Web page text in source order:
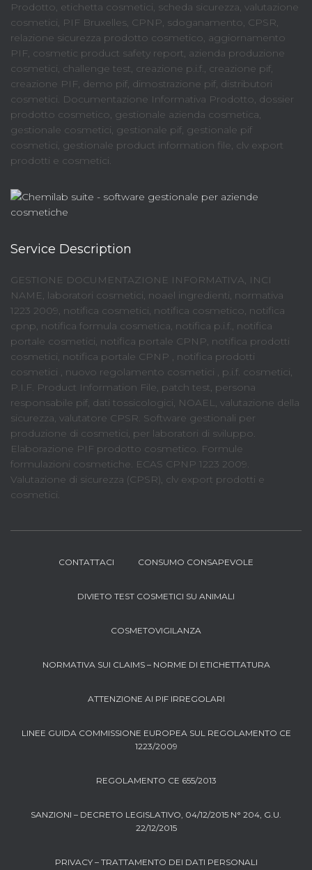
Prodotto, etichetta cosmetici, scheda sicurezza, valutazione
cosmetici, PIF Bruxelles, CPNP, sdoganamento, CPSR,
relazione sicurezza prodotto cosmetico, aggiornamento
PIF, cosmetic product safety report, azienda produzione
cosmetici, challenge test, creazione p.i.f., creazione pif,
creazione PIF, demo pif, dimostrazione pif, distributori
cosmetici. Documentazione Informativa Prodotto, dossier
prodotto cosmetico, gestionale azienda cosmetica,
gestionale cosmetici, gestionale pif, gestionale pif
cosmetici, gestionale product information file, clv export
prodotti e cosmetici.
Service Description
GESTIONE DOCUMENTAZIONE INFORMATIVA, INCI
NAME, laboratori cosmetici, noael ingredienti, normativa
1223 2009, notifica cosmetici, notifica cosmetico, notifica
cpnp, notifica formula cosmetica, notifica p.i.f., notifica
portale cosmetici, notifica portale CPNP, notifica prodotti
cosmetici, notifica portale CPNP , notifica prodotti
cosmetici , nuovo regolamento cosmetici , p.i.f. cosmetici,
P.I.F. Product Information File, patch test, persona
responsabile pif, dati tossicologici, NOAEL, valutazione della
sicurezza, valutatore CPSR. Software gestionali per
produzione di cosmetici, per laboratori di sviluppo.
Elaborazione PIF prodotto cosmetico. Formule
formulazioni cosmetiche. ECAS CPNP 1223 2009.
Valutazione di sicurezza (CPSR), clv export prodotti e
cosmetici.
CONTATTACI CONSUMO CONSAPEVOLE
DIVIETO TEST COSMETICI SU ANIMALI
COSMETOVIGILANZA
NORMATIVA SUI CLAIMS – NORME DI ETICHETTATURA
ATTENZIONE AI PIF IRREGOLARI
LINEE GUIDA COMMISSIONE EUROPEA SUL REGOLAMENTO CE
1223/2009
REGOLAMENTO CE 655/2013
SANZIONI – DECRETO LEGISLATIVO, 04/12/2015 N° 204, G.U.
22/12/2015
PRIVACY – TRATTAMENTO DEI DATI PERSONALI